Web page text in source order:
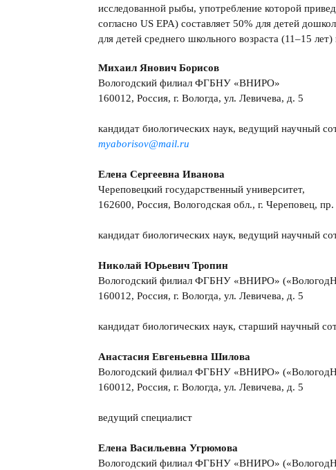
исследованной рыбы, употребление которой
согласно US EPA) составляет 50% для детей
для детей среднего школьного возраста (11–15
Михаил Янович Борисов
Вологодский филиал ФГБНУ «ВНИРО»
160012, Россия, г. Вологда, ул. Левичева, д. 5
кандидат биологических наук, ведущий научный
myaborisov@mail.ru
Елена Сергеевна Иванова
Череповецкий государственный университет,
162600, Россия, Вологодская обл., г. Череповец,
кандидат биологических наук, ведущий научный
Николай Юрьевич Тропин
Вологодский филиал ФГБНУ «ВНИРО»
160012, Россия, г. Вологда, ул. Левичева, д. 5
кандидат биологических наук, старший научный
Анастасия Евгеньевна Шилова
Вологодский филиал ФГБНУ «ВНИРО»
160012, Россия, г. Вологда, ул. Левичева, д. 5
ведущий специалист
Елена Васильевна Угрюмова
Вологодский филиал ФГБНУ «ВНИРО»